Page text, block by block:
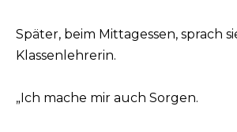
Später, beim Mittagessen, sprach
Klassenlehrerin.
„Ich mache mir auch Sorgen.